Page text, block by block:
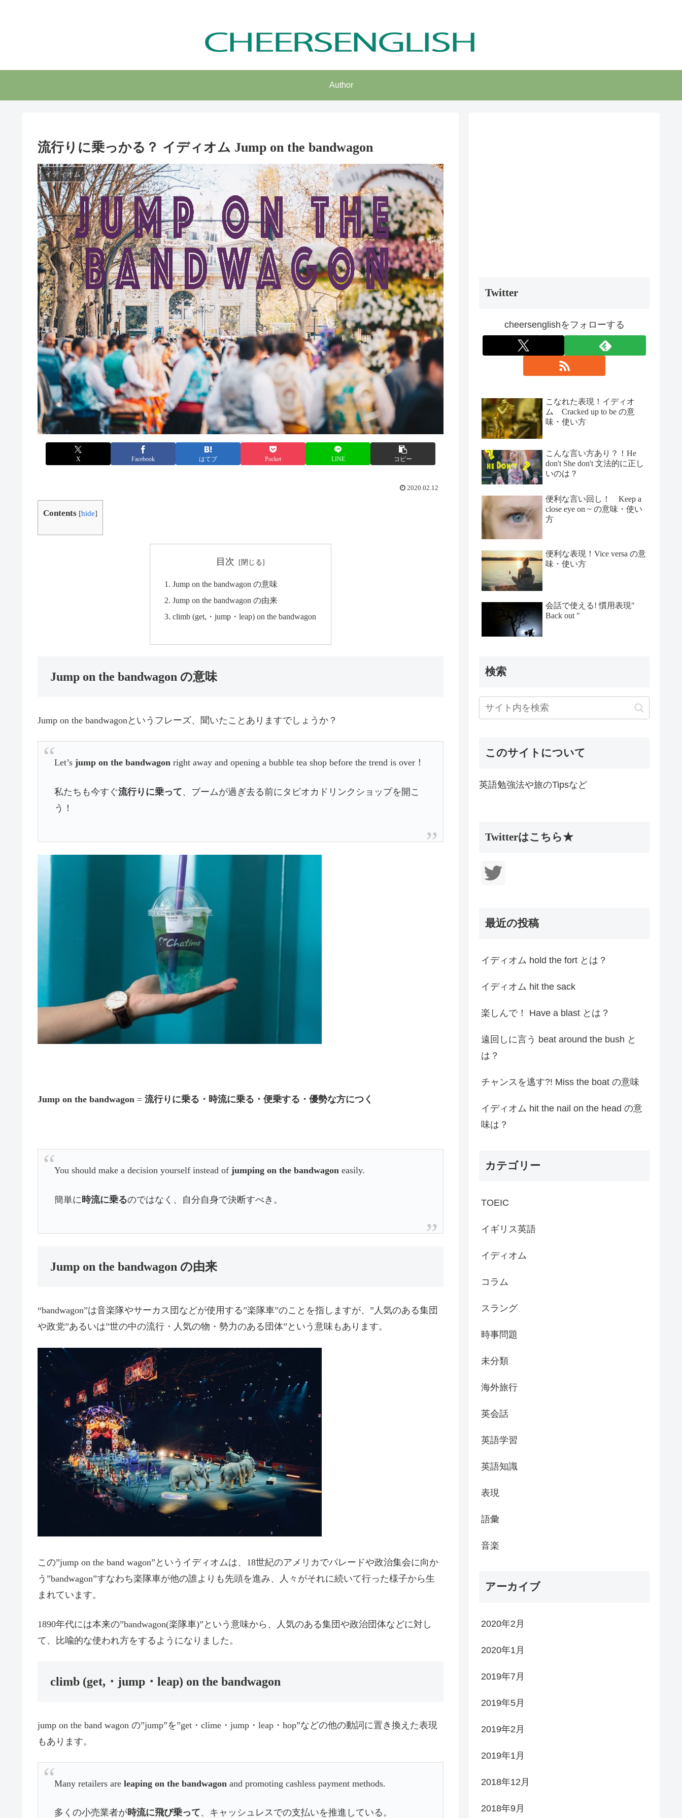
Author
流行りに乗っかる？ イディオム Jump on the bandwagon
イディオム
X Facebook はてブ Pocket LINE コピー
2020.02.12
Contents [hide]
目次
Jump on the bandwagon の意味
Jump on the bandwagon の由来
climb (get,・jump・leap) on the bandwagon
Jump on the bandwagon の意味
Jump on the bandwagonというフレーズ、聞いたことありますでしょうか？
Let’sjump on the bandwagon right away and opening a bubble tea shop before the trend is over！
私たちも今すぐ流行りに乗って、ブームが過ぎ去る前にタピオカドリンクショップを開こ
う！
Jump on the bandwagon = 流行りに乗る・時流に乗る・便乗する・優勢な方につく
You should make a decision yourself instead ofjumping on the bandwagon easily.
簡単に 時流に乗るのではなく、自分自身で決断すべき。
Jump on the bandwagon の由来
“bandwagon”は音楽隊やサーカス団などが使用する”楽隊車”のことを指しますが、”人気のある集団
や政党”あるいは”世の中の流行・人気の物・勢力のある団体”という意味もあります。
この”jump on the band wagon”というイディオムは、18世紀のアメリカでパレードや政治集会に向か
う”bandwagon”すなわち楽隊車が他の誰よりも先頭を進み、人々がそれに続いて行った様子から生
まれています。
1890年代には本来の”bandwagon(楽隊車)”という意味から、人気のある集団や政治団体などに対し
て、比喩的な使われ方をするようになりました。
climb (get,・jump・leap) on the bandwagon
jump on the band wagon の”jump”を”get・clime・jump・leap・hop”などの他の動詞に置き換えた表現
もあります。
Many retailers are leaping on the bandwagon and promoting cashless payment methods.
多くの小売業者が時流に飛び乗って、キャッシュレスでの支払いを推進している。
Twitter
cheersenglishをフォローする
こなれた表現！イディオ
ム Cracked up to be の意
味・使い方
こんな言い方あり？！He
don't She don't 文法的に正し
いのは？
便利な言い回し！ Keep a
close eye on ~ の意味・使い
方
便利な表現！Vice versa の意
味・使い方
会話で使える! 慣用表現"
Back out "
検索
このサイトについて
英語勉強法や旅のTipsなど
Twitterはこちら★
i
r
最近の投稿
イディオム hold the fort とは？
イディオム hit the sack
楽しんで！ Have a blast とは？
遠回しに言う beat around the bush と
は？
チャンスを逃す?! Miss the boat の意味
イディオム hit the nail on the head の意
味は？
カテゴリー
TOEIC
イギリス英語
イディオム
コラム
スラング
時事問題
未分類
海外旅行
英会話
英語学習
英語知識
表現
語彙
音楽
アーカイブ
2020年2月
2020年1月
2019年7月
2019年5月
2019年2月
2019年1月
2018年12月
2018年9月